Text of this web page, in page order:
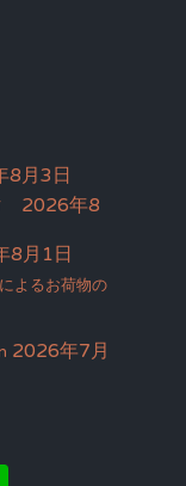
8月3日
2026年8
8月1日
よるお荷物の
2026年7月